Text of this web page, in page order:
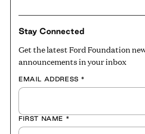
Stay Connected
Get the latest Ford Foundation
announcements in your inbox
EMAIL ADDRESS *
FIRST NAME *